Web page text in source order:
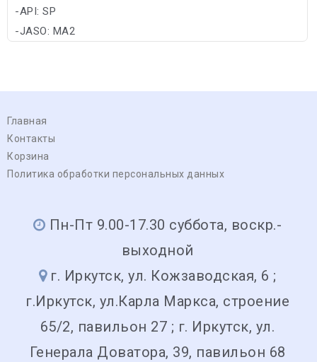
-API: SP
-JASO: MA2
Главная
Контакты
Корзина
Политика обработки персональных данных
Пн-Пт 9.00-17.30 суббота, воскр.-
выходной
г. Иркутск, ул. Кожзаводская, 6 ;
г.Иркутск, ул.Карла Маркса, строение
65/2, павильон 27 ; г. Иркутск, ул.
Генерала Доватора, 39, павильон 68